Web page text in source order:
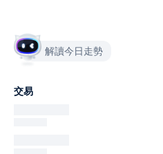
解讀今日走勢
交易